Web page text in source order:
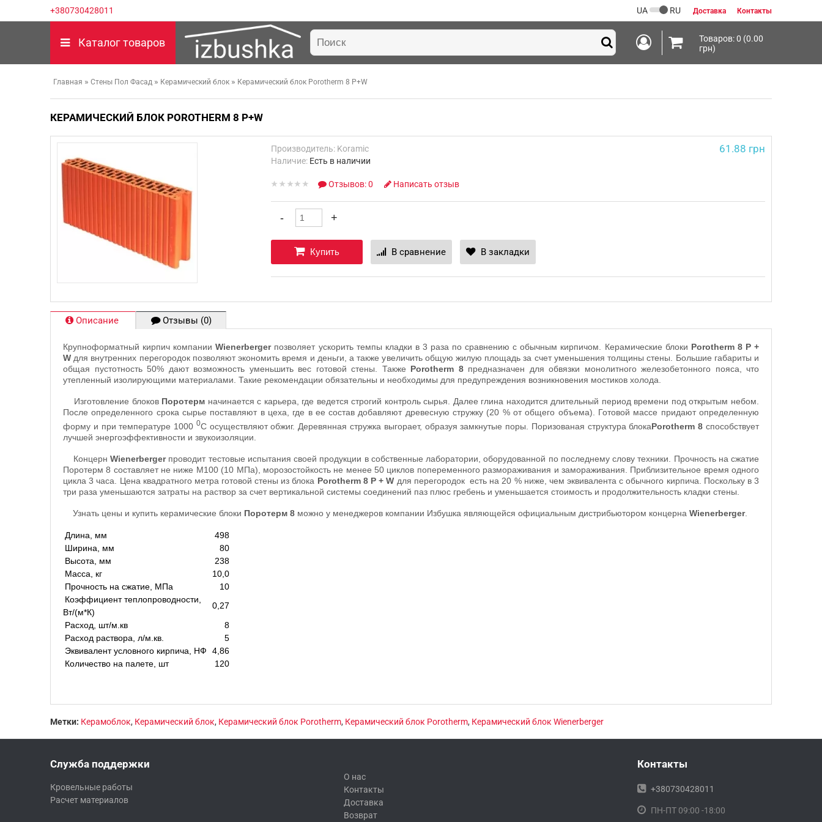
+380730428011 Доставка Контакты
UA RU
Каталог товаров
Товаров: 0 (0.00
грн)
Главная » Стены Пол Фасад » Керамический блок » Керамический блок Porotherm 8 P+W
КЕРАМИЧЕСКИЙ БЛОК POROTHERM 8 P+W
61.88 грн
Производитель: Koramic
Наличие: Есть в наличии
Отзывов: 0 Написать отзыв
Купить В сравнение В закладки
Описание Отзывы (0)
Крупноформатный кирпич компанииWienerberger позволяет ускорить темпы кладки в 3 раза по сравнению с обычным кирпичом. Керамические блоки Porotherm 8 P +
W для внутренних перегородок позволяют экономить время и деньги, а также увеличить общую жилую площадь за счет уменьшения толщины стены. Большие габариты и
общая пустотность 50% дают возможность уменьшить вес готовой стены. Также Porotherm 8 предназначен для обвязки монолитного железобетонного пояса, что
утепленный изолирующими материалами. Такие рекомендации обязательны и необходимы для предупреждения возникновения мостиков холода.
Изготовление блоков Поротерм начинается с карьера, где ведется строгий контроль сырья. Далее глина находится длительный период времени под открытым небом.
После определенного срока сырье поставляют в цеха, где в ее состав добавляют древесную стружку (20 % от общего объема). Готовой массе придают определенную
форму и при температуре 1000 0С осуществляют обжиг. Деревянная стружка выгорает, образуя замкнутые поры. Поризованая структура блокаPorotherm 8 способствует
лучшей энергоэффективности и звукоизоляции.
КонцернWienerbergerпроводит тестовые испытания своей продукции в собственные лаборатории, оборудованной по последнему слову техники. Прочность на сжатие
Поротерм 8 составляет не ниже М100 (10 МПа), морозостойкость не менее 50 циклов попеременного размораживания и замораживания. Приблизительное время одного
цикла 3 часа. Цена квадратного метра готовой стены из блока Porotherm 8 P + W для перегородок есть на 20 % ниже, чем эквивалента с обычного кирпича. Поскольку в 3
три раза уменьшаются затраты на раствор за счет вертикальной системы соединений паз плюс гребень и уменьшается стоимость и продолжительность кладки стены.
Узнать цены и купить керамические блоки Поротерм 8 можно у менеджеров компании Избушка являющейся официальным дистрибьютором концерна Wienerberger.
Длина, мм
498
Ширина, мм
80
Высота, мм
238
Масса, кг
10,0
Прочность на сжатие, МПа
10
Коэффициент теплопроводности,
Вт/(м*К)
0,27
Расход, шт/м.кв
8
Расход раствора, л/м.кв.
5
Эквивалент условного кирпича, НФ
4,86
Количество на палете, шт
120
Метки: Керамоблок, Керамический блок, Керамический блок Porotherm, Керамический блок Porotherm, Керамический блок Wienerberger
Служба поддержки
Кровельные работы
Расчет материалов
О нас
Контакты
Доставка
Возврат
Контакты
+380730428011
ПН-ПТ 09:00 -18:00